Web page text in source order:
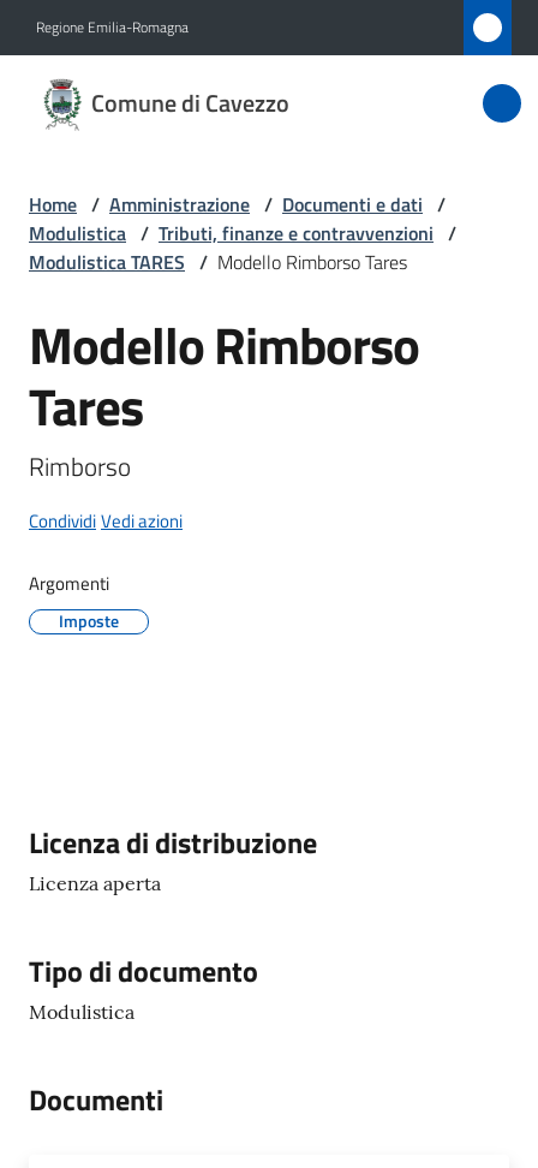
Regione Emilia-Romagna
Comune di Cavezzo
di
Amministrazione
Novità
Servizi
Vivere
Cavezzo
Protezione
telematico
SUE
gli
argomenti...
Seguici
Home / Amministrazione / Documenti e dati /
Modulistica / Tributi, finanze e contravvenzioni /
Modulistica TARES / Modello Rimborso Tares
Salta al contenuto
Modello Rimborso
Tares
Rimborso
CondividiVedi azioni
Argomenti
Imposte
Descrizione
Licenza di distribuzione
Licenza aperta
Tipo di documento
Modulistica
Documenti